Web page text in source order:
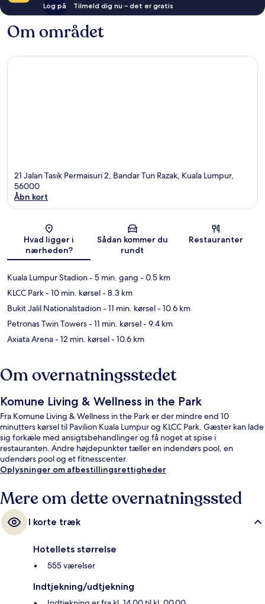
Log på Tilmeld dig nu – det er gratis
Om området
21 Jalan Tasik Permaisuri 2, Bandar Tun Razak, Kuala Lumpur,
56000
Åbn kort
Hvad ligger i
nærheden?
Sådan kommer du
rundt
Restauranter
Kuala Lumpur Stadion- 5 min. gang - 0.5 km
KLCC Park- 10 min. kørsel- 8.3 km
Bukit Jalil Nationalstadion- 11 min. kørsel- 10.6 km
Petronas Twin Towers- 11 min. kørsel- 9.4 km
Axiata Arena- 12 min. kørsel- 10.6 km
Om overnatningsstedet
Komune Living & Wellness in the Park
Fra Komune Living & Wellness in the Park er der mindre end 10
minutters kørsel til Pavilion Kuala Lumpur og KLCC Park. Gæster kan lade
sig forkæle med ansigtsbehandlinger og få noget at spise i
restauranten. Andre højdepunkter tæller en indendørs pool, en
udendørs pool og et fitnesscenter.
Oplysninger om afbestillingsrettigheder
Mere om dette overnatningssted
I korte træk
Hotellets størrelse
555 værelser
Indtjekning/udtjekning